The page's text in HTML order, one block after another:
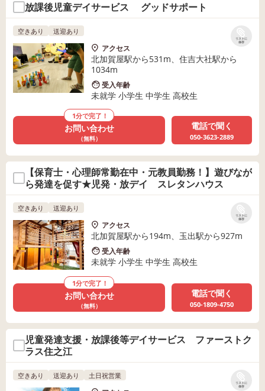
放課後児童デイサービス グッドサポート
リストに
保存
空きあり 送迎あり
アクセス
北加賀屋駅から531m、住吉大社駅から
1034m
受入年齢
未就学 小学生 中学生 高校生
1分で完了！
お問い合わせ
（無料）
電話で聞く
050-3623-2889
【保育士・心理師常勤在中・元教員勤務！】遊びなが
ら発達を促す★児発・放デイ スレタンハウス
リストに
保存
空きあり 送迎あり
アクセス
北加賀屋駅から194m、玉出駅から927m
受入年齢
未就学 小学生 中学生 高校生
1分で完了！
お問い合わせ
（無料）
電話で聞く
050-1809-4750
児童発達支援・放課後等デイサービス ファーストク
ラス住之江
リストに
保存
空きあり 送迎あり 土日祝営業